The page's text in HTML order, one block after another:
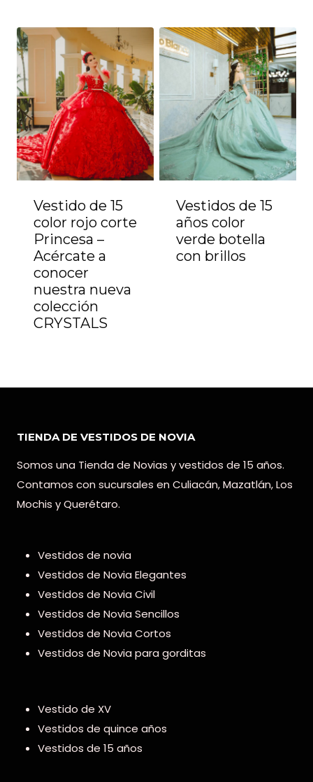
Vestido de 15
color rojo corte
Princesa –
Acércate a
conocer
nuestra nueva
colección
CRYSTALS
Vestidos de 15
años color
verde botella
con brillos
TIENDA DE VESTIDOS DE NOVIA
Somos una Tienda de Novias y vestidos de 15 años.
Contamos con sucursales en Culiacán, Mazatlán, Los
Mochis y Querétaro.
Vestidos de novia
Vestidos de Novia Elegantes
Vestidos de Novia Civil
Vestidos de Novia Sencillos
Vestidos de Novia Cortos
Vestidos de Novia para gorditas
Vestido de XV
Vestidos de quince años
Vestidos de 15 años